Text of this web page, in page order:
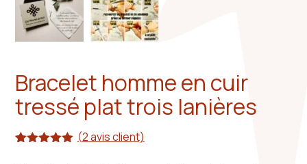
Bracelet homme en cuir
tressé plat trois lanières
(2avis client)